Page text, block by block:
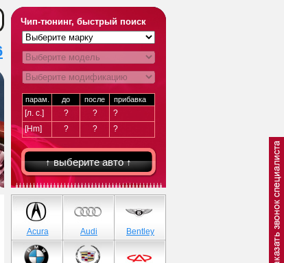
Чип-тюнинг, быстрый поиск
парам. до после прибавка
[л. с.] ? ?
?
[Hm]
? ? ?
↑ выберите авто ↑
Acura Audi Bentley